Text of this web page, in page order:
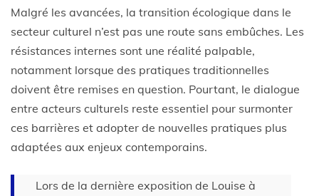
Malgré les avancées, la transition écologique dans le
secteur culturel n’est pas une route sans embûches. Les
résistances internes sont une réalité palpable,
notamment lorsque des pratiques traditionnelles
doivent être remises en question. Pourtant, le dialogue
entre acteurs culturels reste essentiel pour surmonter
ces barrières et adopter de nouvelles pratiques plus
adaptées aux enjeux contemporains.
Lors de la dernière exposition de Louise à